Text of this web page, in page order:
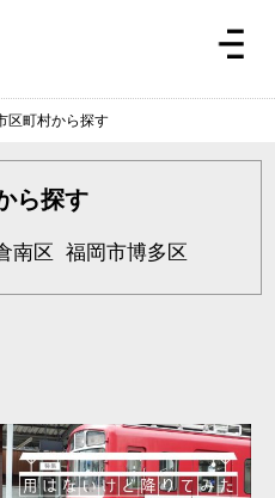
区町村から探す
ら探す
南区 福岡市博多区